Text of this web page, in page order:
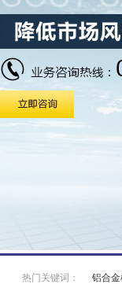
热门关键词： 铝合